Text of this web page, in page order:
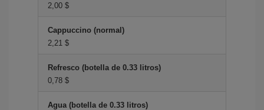
2,00 $
Cappuccino (normal)
2,21 $
Refresco (botella de 0.33 litros)
0,78 $
Agua (botella de 0.33 litros)